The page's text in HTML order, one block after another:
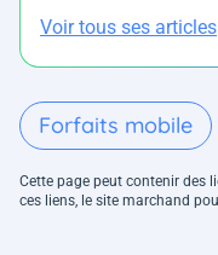
Voir tous ses articles
Forfaits mobile
Cette page peut contenir des
ces liens, le site marchand